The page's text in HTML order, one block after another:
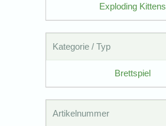
Exploding Kittens
Kategorie / Typ
Brettspiel
Artikelnummer